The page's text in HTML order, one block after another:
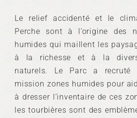
Le relief accidenté et le
Perche sont à l’origine des
humides qui maillent les
à la richesse et à la
naturels. Le Parc a recruté
mission zones humides pour
à dresser l’inventaire de ces
les tourbières sont des